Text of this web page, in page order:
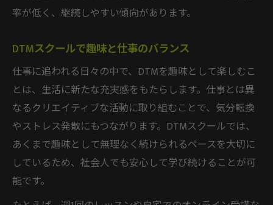
率が低く、継続しやすい傾向があります。
DTMスクールで趣味と仕事のバランス
仕事に追われる日々の中で、DTMを趣味として楽しむこ
とは、生活に新たな充実感をもたらします。仕事とは異
なるクリエイティブな活動に取り組むことで、気分転換
やストレス発散にもつながります。DTMスクールでは、
あくまで趣味として無理なく続けられるペースを大切に
しているため、社会人でも安心して学び続けることが可
能です。